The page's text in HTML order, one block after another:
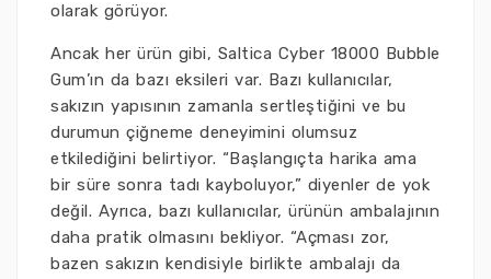
olarak görüyor.
Ancak her ürün gibi, Saltica Cyber 18000 Bubble
Gum’ın da bazı eksileri var. Bazı kullanıcılar,
sakızın yapısının zamanla sertleştiğini ve bu
durumun çiğneme deneyimini olumsuz
etkilediğini belirtiyor. “Başlangıçta harika ama
bir süre sonra tadı kayboluyor,” diyenler de yok
değil. Ayrıca, bazı kullanıcılar, ürünün ambalajının
daha pratik olmasını bekliyor. “Açması zor,
bazen sakızın kendisiyle birlikte ambalajı da